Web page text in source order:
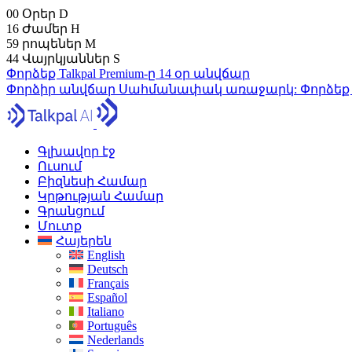
00 Օրեր D
16 Ժամեր H
59 րոպեներ M
43 Վայրկյաններ S
Փորձեք Talkpal Premium-ը 14 օր անվճար
Փորձիր անվճար Սահմանափակ առաջարկ:
Գլխավոր էջ
Ուսում
Բիզնեսի Համար
Կրթության Համար
Գրանցում
Մուտք
Հայերեն
English
Deutsch
Français
Español
Italiano
Português
Nederlands